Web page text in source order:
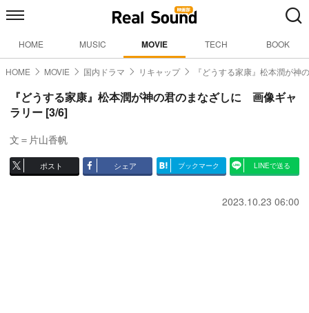
HOME MUSIC MOVIE TECH BOOK
HOME MOVIE 国内ドラマ リキャップ 『どうする家康』松本潤が神
『どうする家康』松本潤が神の君のまなざしに 画像ギャ
ラリー [3/6]
文＝片山香帆
ポスト シェア ブックマーク LINEで送る
2023.10.23 06:00